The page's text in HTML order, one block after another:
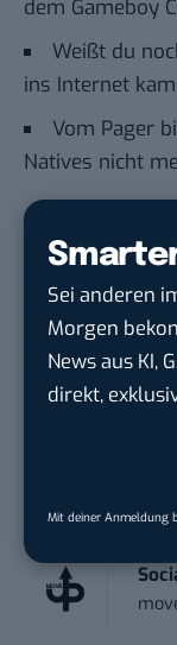
Sei anderen
Morgen
News aus KI,
direkt,
Mit deiner Anmeldung
dem Gameboy
Weißt du
ins Internet
Vom Pager
Natives nicht
Du möchtest
KI, Green Tech
geht? Über
Tag UPDATE,
wichtigsten
damit ihren